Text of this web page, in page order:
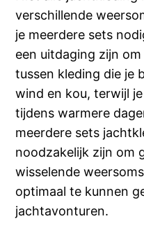
verschillende
je meerdere sets
een uitdaging zijn
tussen kleding die je
wind en kou, terwijl
tijdens warmere
meerdere sets
noodzakelijk zijn om
wisselende
optimaal te kunnen
jachtavonturen.